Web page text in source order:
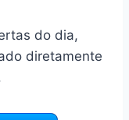
do dia,
diretamente